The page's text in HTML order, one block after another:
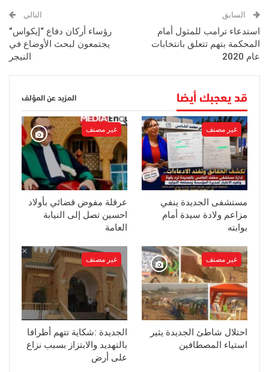
السابق
استدعاء ترامب للمثول أمام
المحكمة بتهم تتعلق بانتخابات
عام 2020
التالي
رؤساء أركان دفاع “إيكواس”
يجتمعون لبحث الأوضاع في
النيجر
قد يعجبك أيضا المزيد عن المؤلف
غير مصنف
مستشفى الجديدة ينفي
مزاعم ولادة سيدة أمام
بوابته
غير مصنف
عرقلة مفوض قضائي بأولاد
احسين تصل إلى النيابة
العامة
غير مصنف
احتلال شاطئ الجديدة يثير
استياء المصطافين
غير مصنف
الجديدة :شكاية تتهم أطرافا
بالتهديد والابتزاز بسبب نزاع
على أرض